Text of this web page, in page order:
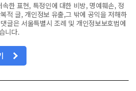
한 표현, 특정인에 대한 비방, 명예훼손, 정
적 글, 개인정보 유출,그 밖에 공익을 저해하
글은 서울특별시 조례 및 개인정보보호법에
니다.